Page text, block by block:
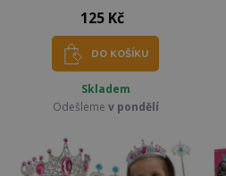
125 Kč
DO KOŠÍKU
Skladem
Odešleme v pondělí